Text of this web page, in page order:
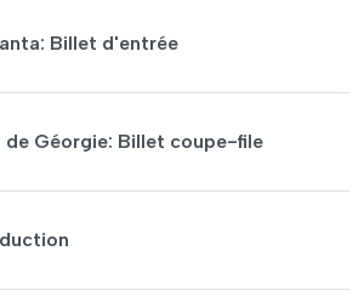
Billet d'entrée
de Géorgie: Billet coupe-file